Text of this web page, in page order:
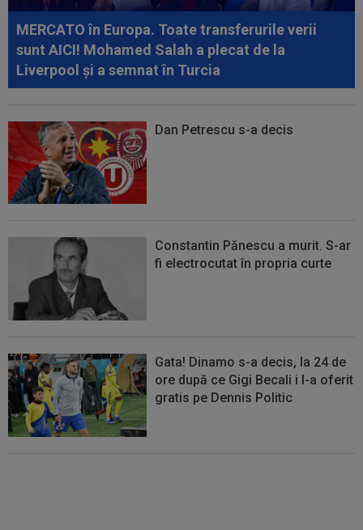
Dobre
MERCATO în Europa. Toate transferurile verii
sunt AICI! Mohamed Salah a plecat de la
Liverpool și a semnat în Turcia
Dan Petrescu s-a decis
Constantin Pănescu a murit. S-ar
fi electrocutat în propria curte
Gata! Dinamo s-a decis, la 24 de
ore după ce Gigi Becali i l-a oferit
gratis pe Dennis Politic